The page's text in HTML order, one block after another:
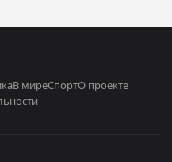
В миреСпортО проекте